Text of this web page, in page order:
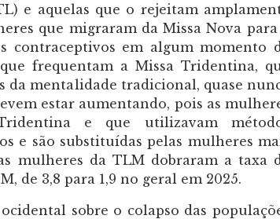
e aquelas que o rejeitam
que migraram da Missa Nova para
contraceptivos em algum momento
frequentam a Missa Tridentina,
da mentalidade tradicional, quase
estar aumentando, pois as
e que utilizavam
e são substituídas pelas mulheres
mulheres da TLM dobraram a taxa
de 3,8 para 1,9 no geral em 2025.
sobre o colapso das